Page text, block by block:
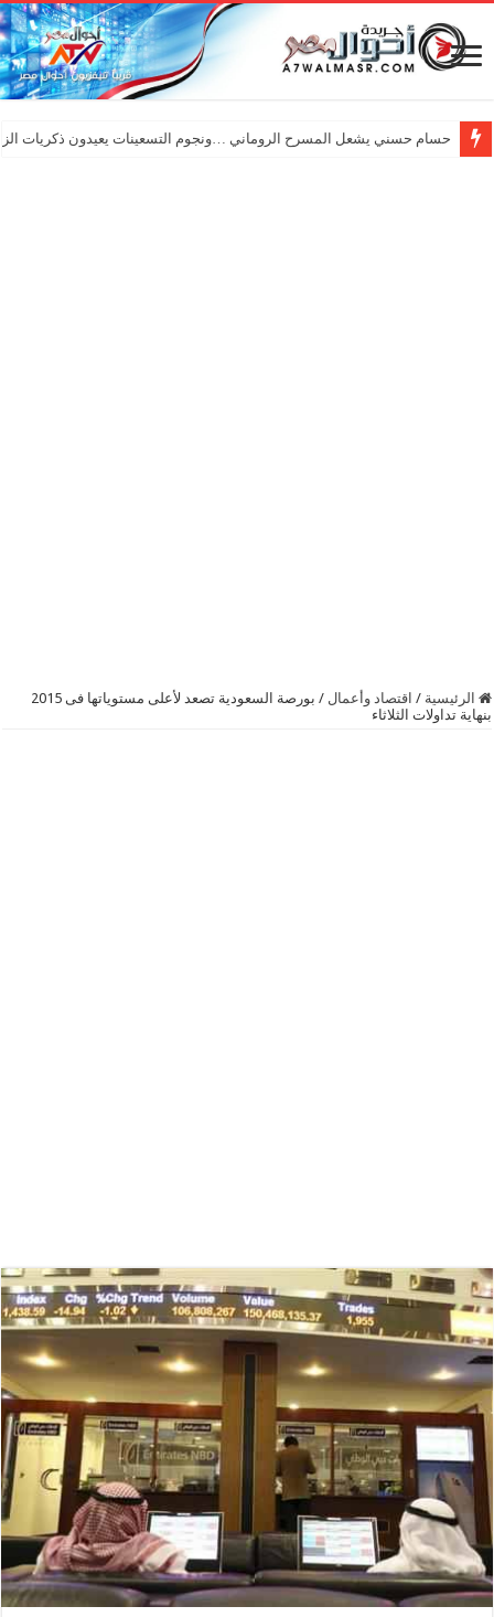
حسام حسني يشعل المسرح الروماني …ونجوم التسعينات يعيدون ذكريات
الرئيسية / اقتصاد وأعمال /
بورصة ‏السعودية‬ تصعد لأعلى مستوياتها فى 2015
بنهاية تداولات الثلاثاء